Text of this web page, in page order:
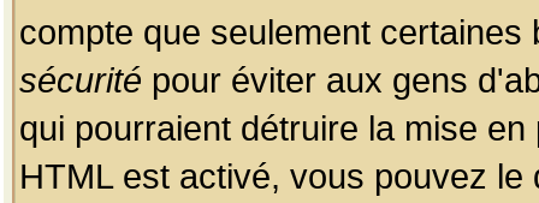
compte que seulement
sécurité pour éviter aux gens
qui pourraient détruire la mise
HTML est activé, vous pouvez